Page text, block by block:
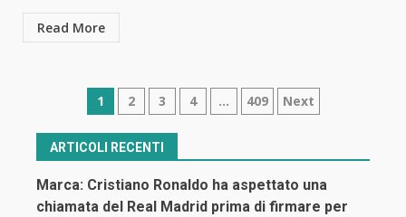
Read More
Navigazione
articoli
1 2 3 4 … 409 Next
ARTICOLI RECENTI
Marca: Cristiano Ronaldo ha aspettato una
chiamata del Real Madrid prima di firmare per